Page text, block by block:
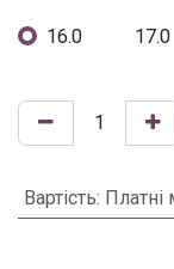
16.0 17.0
Вартість: Платні